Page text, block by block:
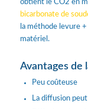
obtient le CO2 en
bicarbonate de
la méthode levure
matériel.
Avantages de
Peu coûteuse
La diffusion